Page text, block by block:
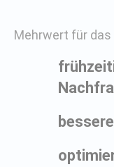
Mehrwert für